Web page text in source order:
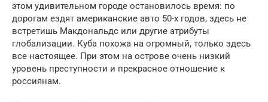
этом удивительном городе остановилось время: по
дорогам ездят американские авто 50-х годов, здесь не
встретишь Макдональдс или другие атрибуты
глобализации. Куба похожа на огромный, только здесь
все настоящее. При этом на острове очень низкий
уровень преступности и прекрасное отношение к
россиянам.